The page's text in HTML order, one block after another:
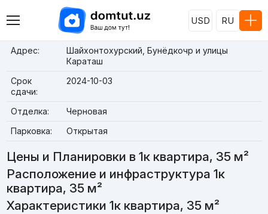
USD RU
Адрес:
Шайхонтохурский, Бунёдкочр и улицы
Караташ
Срок
сдачи:
2024-10-03
Отделка:
Черновая
Парковка:
Открытая
Цены и Планировки в 1к квартира, 35 м²
Расположение и инфраструктура 1к
квартира, 35 м²
Характеристики 1к квартира, 35 м²